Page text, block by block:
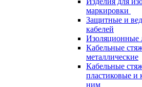
маркировки
Защитные и
кабелей
Изоляционные
Кабельные
металлические
Кабельные
пластиковые
ним